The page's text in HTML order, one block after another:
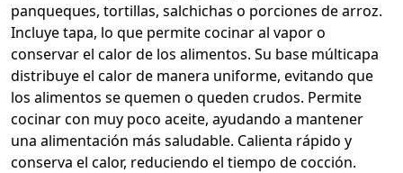
panqueques, tortillas, salchichas o porciones de arroz.
Incluye tapa, lo que permite cocinar al vapor o
conservar el calor de los alimentos. Su base múlticapa
distribuye el calor de manera uniforme, evitando que
los alimentos se quemen o queden crudos. Permite
cocinar con muy poco aceite, ayudando a mantener
una alimentación más saludable. Calienta rápido y
conserva el calor, reduciendo el tiempo de cocción.